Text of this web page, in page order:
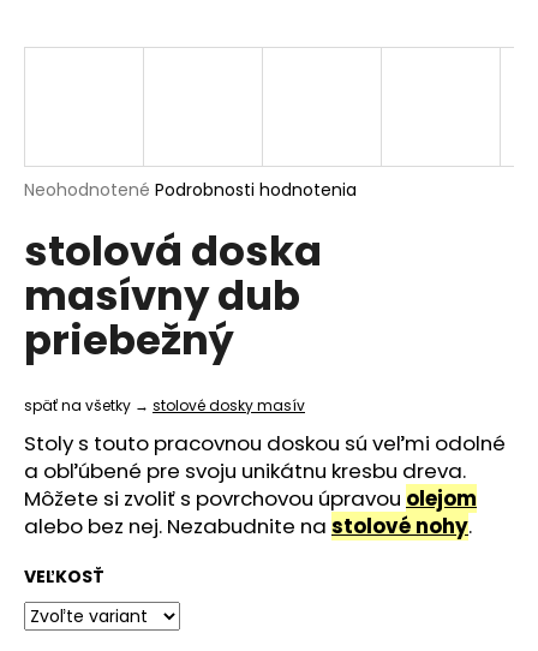
Priemerné
produktu
je
5
hviezdičiek.
Neohodnotené Podrobnosti hodnotenia
stolová doska
masívny dub
priebežný
späť na všetky → stolové dosky masív
Stoly s touto pracovnou doskou sú veľmi odolné
a obľúbené pre svoju unikátnu kresbu dreva.
Môžete si zvoliť s povrchovou úpravou olejom
alebo bez nej. Nezabudnite na stolové nohy.
VEĽKOSŤ
j
?
HĽADAŤ
d
p
o
r
ú
č
a
m
e